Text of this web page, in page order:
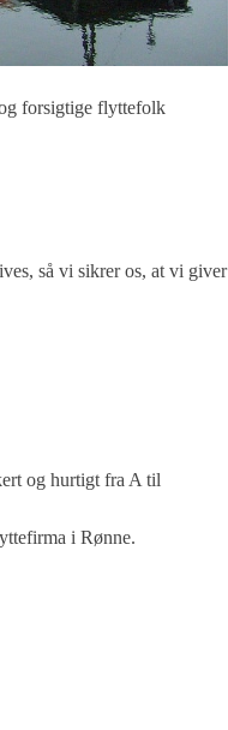
forsigtige flyttefolk
så vi sikrer os, at vi giver
og hurtigt fra A til
i Rønne.